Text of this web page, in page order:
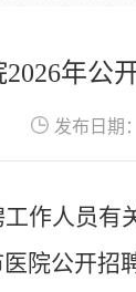
年公
发布日期
作人员有
院公开招